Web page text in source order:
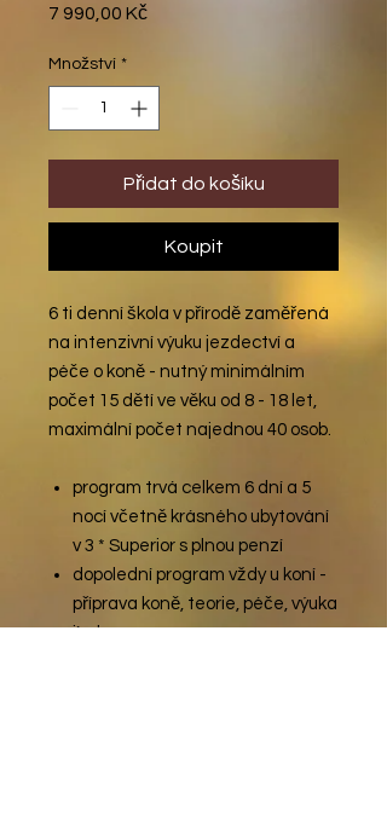
7 990,00 KčCena
Množství *
Přidat do košíku
Koupit
6 ti denní škola v přírodě zaměřená
na intenzivní výuku jezdectví a
péče o koně - nutný minimálním
počet 15 dětí ve věku od 8 - 18 let,
maximální počet najednou 40 osob.
program trvá celkem 6 dní a 5
nocí včetně krásného ubytování
v 3 * Superior s plnou penzí
dopolední program vždy u koní -
příprava koně, teorie, péče, výuka
jízdy